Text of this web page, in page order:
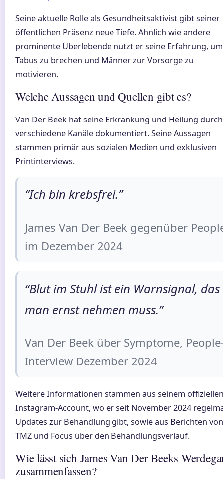
Seine aktuelle Rolle als Gesundheitsaktivist gibt seiner
öffentlichen Präsenz neue Tiefe. Ähnlich wie andere
prominente Überlebende nutzt er seine Erfahrung, um
Tabus zu brechen und Männer zur Vorsorge zu
motivieren.
Welche Aussagen und Quellen gibt es?
Van Der Beek hat seine Erkrankung und Heilung durch
verschiedene Kanäle dokumentiert. Seine Aussagen
stammen primär aus sozialen Medien und exklusiven
Printinterviews.
“Ich bin krebsfrei.”
James Van Der Beek gegenüber
im Dezember 2024
“Blut im Stuhl ist ein Warnsignal, das
man ernst nehmen muss.”
Van Der Beek über Symptome,
Interview Dezember 2024
Weitere Informationen stammen aus seinem offiziellen
Instagram-Account, wo er seit November 2024
Updates zur Behandlung gibt, sowie aus Berichten von
TMZ und Focus über den Behandlungsverlauf.
Wie lässt sich James Van Der Beeks
zusammenfassen?